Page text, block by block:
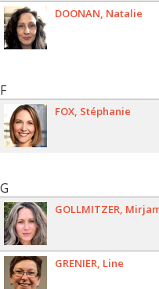
DOONAN Natalie
F
FOX Stéphanie
G
GOLLMITZER
GRENIER Line